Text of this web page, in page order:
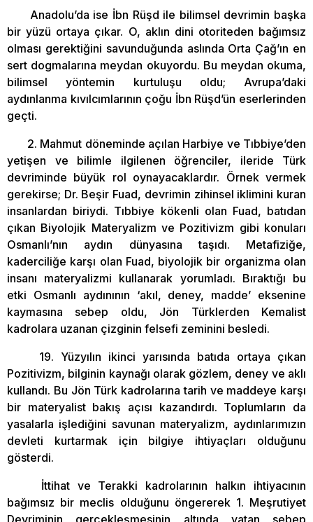
Anadolu’da ise İbn Rüşd ile bilimsel devrimin başka
bir yüzü ortaya çıkar. O, aklın dini otoriteden bağımsız
olması gerektiğini savunduğunda aslında Orta Çağ’ın en
sert dogmalarına meydan okuyordu. Bu meydan okuma,
bilimsel yöntemin kurtuluşu oldu; Avrupa’daki
aydınlanma kıvılcımlarının çoğu İbn Rüşd’ün eserlerinden
geçti.
2. Mahmut döneminde açılan Harbiye ve Tıbbiye’den
yetişen ve bilimle ilgilenen öğrenciler, ileride Türk
devriminde büyük rol oynayacaklardır. Örnek vermek
gerekirse; Dr. Beşir Fuad, devrimin zihinsel iklimini kuran
insanlardan biriydi. Tıbbiye kökenli olan Fuad, batıdan
çıkan Biyolojik Materyalizm ve Pozitivizm gibi konuları
Osmanlı’nın aydın dünyasına taşıdı. Metafiziğe,
kaderciliğe karşı olan Fuad, biyolojik bir organizma olan
insanı materyalizmi kullanarak yorumladı. Bıraktığı bu
etki Osmanlı aydınının ‘akıl, deney, madde’ eksenine
kaymasına sebep oldu, Jön Türklerden Kemalist
kadrolara uzanan çizginin felsefi zeminini besledi.
19. Yüzyılın ikinci yarısında batıda ortaya çıkan
Pozitivizm, bilginin kaynağı olarak gözlem, deney ve aklı
kullandı. Bu Jön Türk kadrolarına tarih ve maddeye karşı
bir materyalist bakış açısı kazandırdı. Toplumların da
yasalarla işlediğini savunan materyalizm, aydınlarımızın
devleti kurtarmak için bilgiye ihtiyaçları olduğunu
gösterdi.
İttihat ve Terakki kadrolarının halkın ihtiyacının
bağımsız bir meclis olduğunu öngererek 1. Meşrutiyet
Devriminin gerçekleşmesinin altında yatan sebep